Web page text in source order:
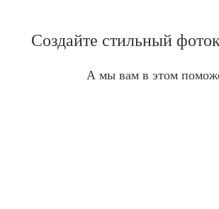
Создайте стильный
А мы вам в этом